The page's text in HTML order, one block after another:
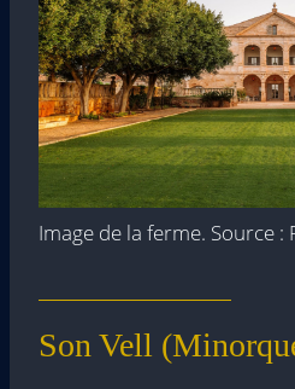
Image de la ferme. Source :
Son Vell